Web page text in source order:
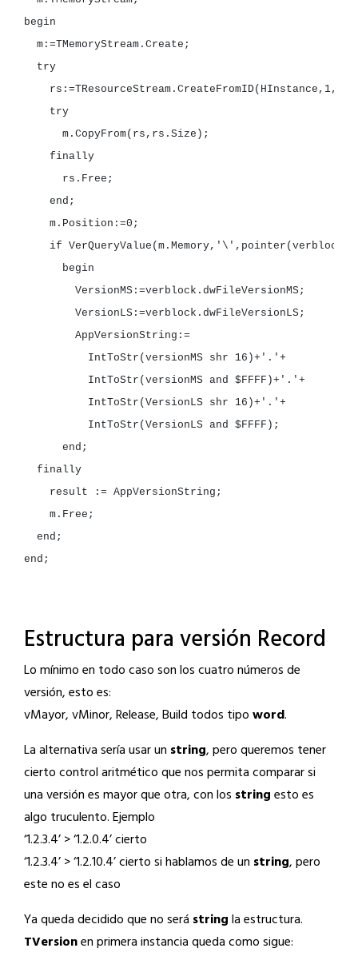
rs:=TResourceStream.CreateFromID(HInstance, 1
end
m.Position:=0
if VerQueryValue(m.Memory, '\'
IntToStr(versionMS shr 16 )+ '.'
IntToStr(versionMS and $FFFF )+ '.'
IntToStr(VersionLS shr 16 )+ '.'
IntToStr(VersionLS and $FFFF
end
result
:=
end
end ;
Estructura para versión Record
Lo mínimo en todo caso son los cuatro números de
versión, esto es:
vMayor, vMinor, Release, Build todos tipoword.
La alternativa sería usar un string, pero queremos tener
cierto control aritmético que nos permita comparar si
una versión es mayor que otra, con los stringesto es
algo truculento. Ejemplo
‘1.2.3.4’ > ‘1.2.0.4’ cierto
‘1.2.3.4’ > ‘1.2.10.4’ cierto si hablamos de un string, pero
este no es el caso
Ya queda decidido que no será stringla estructura.
TVersionen primera instancia queda como sigue: